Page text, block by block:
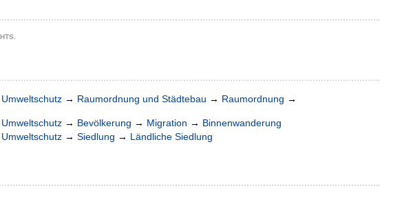
→ Raumordnung und Städtebau → Raumordnung →
→ Bevölkerung → Migration → Binnenwanderung
→ Siedlung → Ländliche Siedlung